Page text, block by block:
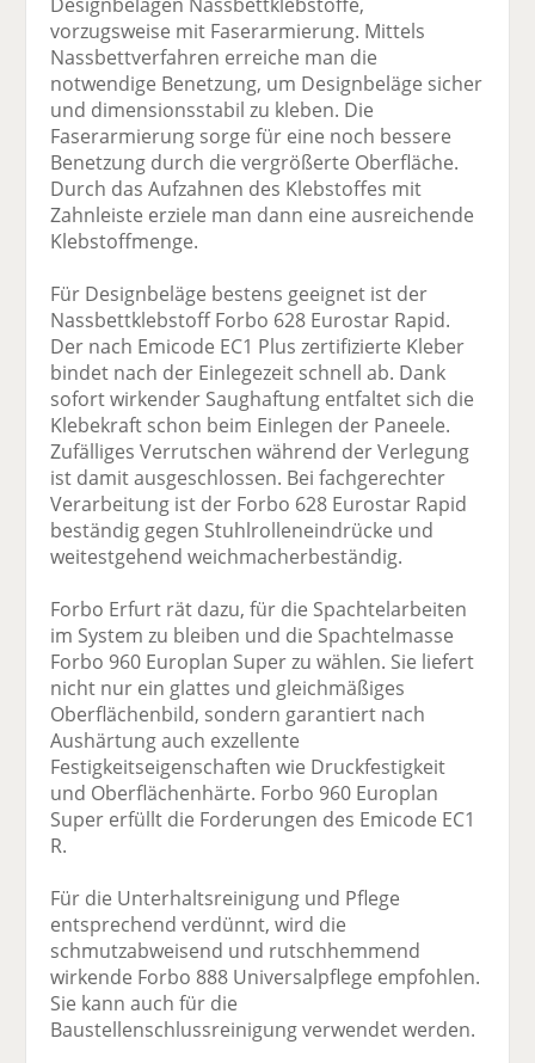
vorzugsweise mit Faserarmierung. Mittels
Nassbettverfahren erreiche man die
notwendige Benetzung, um Designbeläge sicher
und dimensionsstabil zu kleben. Die
Faserarmierung sorge für eine noch bessere
Benetzung durch die vergrößerte Oberfläche.
Durch das Aufzahnen des Klebstoffes mit
Zahnleiste erziele man dann eine ausreichende
Klebstoffmenge.
Für Designbeläge bestens geeignet ist der
Nassbettklebstoff Forbo 628 Eurostar Rapid.
Der nach Emicode EC1 Plus zertifizierte Kleber
bindet nach der Einlegezeit schnell ab. Dank
sofort wirkender Saughaftung entfaltet sich die
Klebekraft schon beim Einlegen der Paneele.
Zufälliges Verrutschen während der Verlegung
ist damit ausgeschlossen. Bei fachgerechter
Verarbeitung ist der Forbo 628 Eurostar Rapid
beständig gegen Stuhlrolleneindrücke und
weitestgehend weichmacherbeständig.
Forbo Erfurt rät dazu, für die Spachtelarbeiten
im System zu bleiben und die Spachtelmasse
Forbo 960 Europlan Super zu wählen. Sie liefert
nicht nur ein glattes und gleichmäßiges
Oberflächenbild, sondern garantiert nach
Aushärtung auch exzellente
Festigkeitseigenschaften wie Druckfestigkeit
und Oberflächenhärte. Forbo 960 Europlan
Super erfüllt die Forderungen des Emicode EC1
R.
Für die Unterhaltsreinigung und Pflege
entsprechend verdünnt, wird die
schmutzabweisend und rutschhemmend
wirkende Forbo 888 Universalpflege empfohlen.
Sie kann auch für die
Baustellenschlussreinigung verwendet werden.